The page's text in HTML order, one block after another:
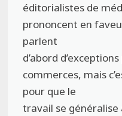
éditorialistes de
prononcent en
parlent
d’abord
commerces, mais
pour que le
travail se généralise